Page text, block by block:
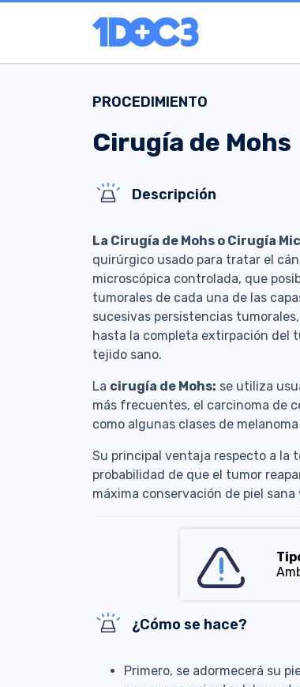
PROCEDIMIENTO
Cirugía de Mohs
Descripción
La Cirugía de Mohs o Cirugía
quirúrgico usado para tratar el
microscópica controlada, que
tumorales de cada una de las
sucesivas persistencias
hasta la completa extirpación del
tejido sano.
La cirugía de Mohs: se utiliza
más frecuentes, el carcinoma de
como algunas clases de
Su principal ventaja respecto a la
probabilidad de que el tumor
máxima conservación de piel
¿Cómo se hace?
Primero, se adormecerá su